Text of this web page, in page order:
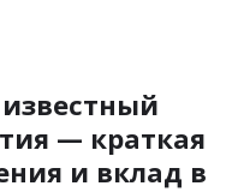
— краткая
и вклад в